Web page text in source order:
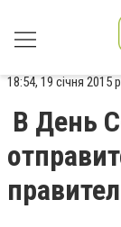
18:54, 19 січня 2015
В День